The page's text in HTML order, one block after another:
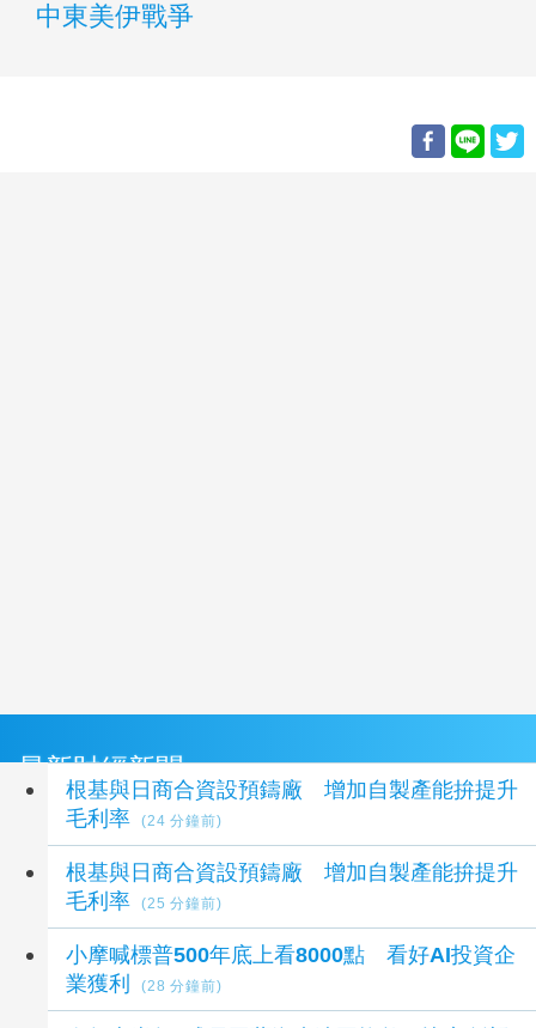
中東美伊戰爭
最新財經新聞
根基與日商合資設預鑄廠 增加自製產能拚提升
毛利率
(24 分鐘前)
根基與日商合資設預鑄廠 增加自製產能拚提升
毛利率
(25 分鐘前)
小摩喊標普500年底上看8000點 看好AI投資企
業獲利
(28 分鐘前)